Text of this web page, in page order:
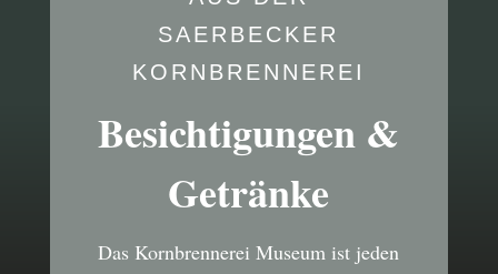
SAERBECKER
KORNBRENNEREI
Besichtigungen &
Getränke
Das Kornbrennerei Museum ist jeden